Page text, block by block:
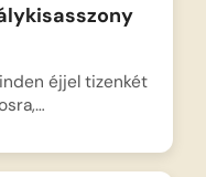
éjjel tizenkét